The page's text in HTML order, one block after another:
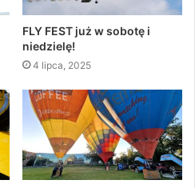
FLY FEST już w sobotę i
niedzielę!
4 lipca, 2025